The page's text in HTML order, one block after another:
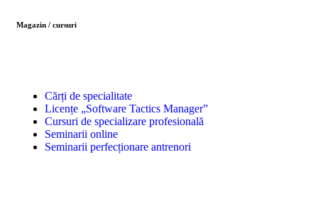
Magazin / cursuri
Cărți de specialitate
Licențe „Software Tactics Manager”
Cursuri de specializare profesională
Seminarii online
Seminarii perfecționare antrenori